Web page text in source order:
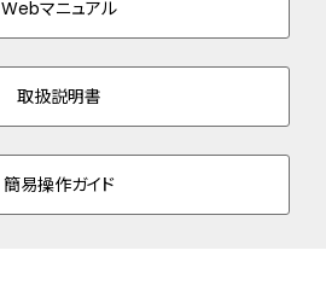
13.0mm
106～182mm
球面サファイアガラス（無反射コーティン
Webマニュアル
取扱説明書
簡易操作ガイド